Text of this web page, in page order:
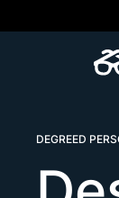
au
DEGREED